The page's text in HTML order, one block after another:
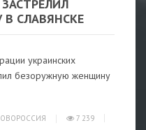
СЛАВЯНСКЕ
украинских
безоружную женщину
7 239